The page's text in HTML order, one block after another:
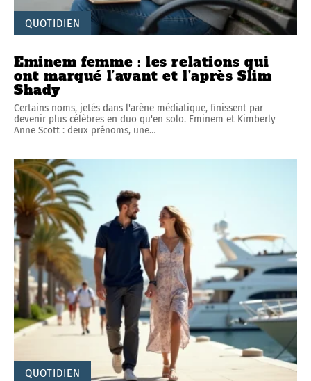
QUOTIDIEN
Eminem femme : les relations qui
ont marqué l’avant et l’après Slim
Shady
Certains noms, jetés dans l'arène médiatique, finissent par
devenir plus célèbres en duo qu'en solo. Eminem et Kimberly
Anne Scott : deux prénoms, une…
QUOTIDIEN